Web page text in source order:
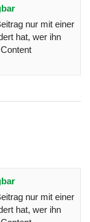
nur mit einer
hat, wer ihn
nur mit einer
hat, wer ihn